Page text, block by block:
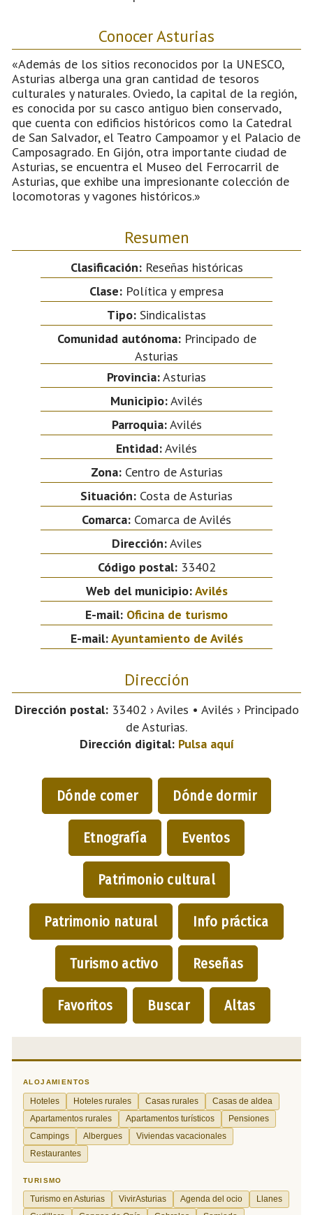
Conocer Asturias
«Además de los sitios reconocidos por la UNESCO,
Asturias alberga una gran cantidad de tesoros
culturales y naturales. Oviedo, la capital de la región,
es conocida por su casco antiguo bien conservado,
que cuenta con edificios históricos como la Catedral
de San Salvador, el Teatro Campoamor y el Palacio de
Camposagrado. En Gijón, otra importante ciudad de
Asturias, se encuentra el Museo del Ferrocarril de
Asturias, que exhibe una impresionante colección de
locomotoras y vagones históricos.»
Resumen
Clasificación:Reseñas históricas
Clase: Política y empresa
Tipo: Sindicalistas
Comunidad autónoma:Principado de
Asturias
Provincia:Asturias
Municipio:Avilés
Parroquia:Avilés
Entidad:Avilés
Zona:Centro de Asturias
Situación: Costa de Asturias
Comarca: Comarca de Avilés
Dirección:Aviles
Código postal:33402
Web del municipio:Avilés
E-mail: Oficina de turismo
E-mail:Ayuntamiento de Avilés
Dirección
Dirección postal:33402 › Aviles • Avilés › Principado
de Asturias.
Dirección digital: Pulsa aquí
Dónde comer Dónde dormir
Etnografía Eventos
Patrimonio cultural
Patrimonio natural Info práctica
Turismo activo Reseñas
Favoritos Buscar Altas